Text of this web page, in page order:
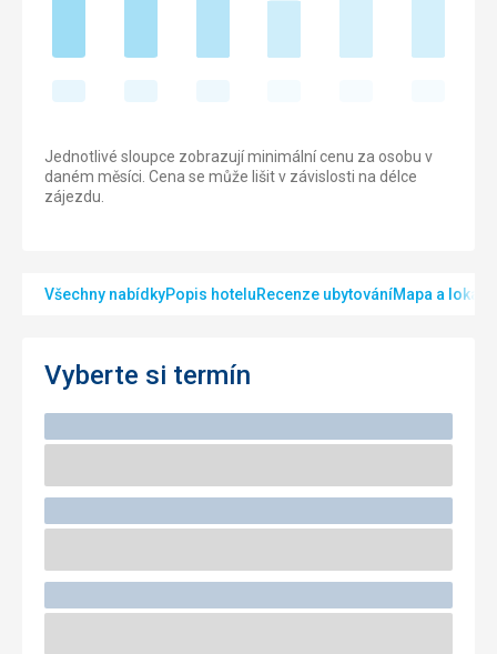
Jednotlivé sloupce zobrazují minimální cenu za osobu v
daném měsíci. Cena se může lišit v závislosti na délce
zájezdu.
Všechny nabídkyPopis hoteluRecenze ubytováníMapa a
Vyberte si termín